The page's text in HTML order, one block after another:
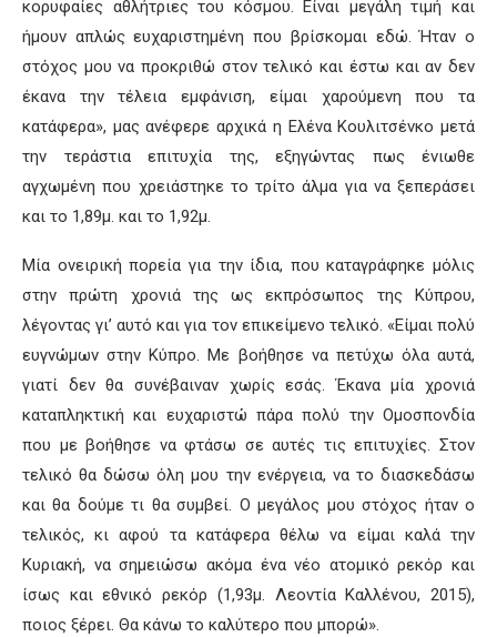
κορυφαίες αθλήτριες του κόσμου. Είναι μεγάλη τιμή και
ήμουν απλώς ευχαριστημένη που βρίσκομαι εδώ. Ήταν ο
στόχος μου να προκριθώ στον τελικό και έστω και αν δεν
έκανα την τέλεια εμφάνιση, είμαι χαρούμενη που τα
κατάφερα», μας ανέφερε αρχικά η Ελένα Κουλιτσένκο μετά
την τεράστια επιτυχία της, εξηγώντας πως ένιωθε
αγχωμένη που χρειάστηκε το τρίτο άλμα για να ξεπεράσει
και το 1,89μ. και το 1,92μ.
Μία ονειρική πορεία για την ίδια, που καταγράφηκε μόλις
στην πρώτη χρονιά της ως εκπρόσωπος της Κύπρου,
λέγοντας γι’ αυτό και για τον επικείμενο τελικό. «Είμαι πολύ
ευγνώμων στην Κύπρο. Με βοήθησε να πετύχω όλα αυτά,
γιατί δεν θα συνέβαιναν χωρίς εσάς. Έκανα μία χρονιά
καταπληκτική και ευχαριστώ πάρα πολύ την Ομοσπονδία
που με βοήθησε να φτάσω σε αυτές τις επιτυχίες. Στον
τελικό θα δώσω όλη μου την ενέργεια, να το διασκεδάσω
και θα δούμε τι θα συμβεί. Ο μεγάλος μου στόχος ήταν ο
τελικός, κι αφού τα κατάφερα θέλω να είμαι καλά την
Κυριακή, να σημειώσω ακόμα ένα νέο ατομικό ρεκόρ και
ίσως και εθνικό ρεκόρ (1,93μ. Λεοντία Καλλένου, 2015),
ποιος ξέρει. Θα κάνω το καλύτερο που μπορώ».